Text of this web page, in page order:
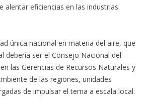
alentar eficiencias en las industrias
única nacional en materia del aire, que
debería ser el Consejo Nacional del
las Gerencias de Recursos Naturales y
de las regiones, unidades
de impulsar el tema a escala local.